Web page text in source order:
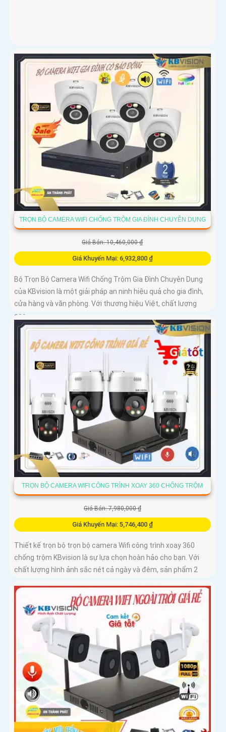
TRỌN BỘ CAMERA WIFI CHỐNG TRỘM GIA ĐÌNH CHUYÊN DỤNG
Giá Bán: 10,460,000 ₫
Giá Khuyến Mại: 6,932,800 ₫
Bộ Trọn Bộ Camera Wifi Chống Trộm Gia Đình Chuyên Dụng
của KBvision là một giải pháp an ninh hiệu quả cho gia đình,
cửa hàng và văn phòng. Với thương hiệu Việt, chất lượng
cao,...
TRỌN BỘ CAMERA WIFI CÔNG TRÌNH XOAY 360 CHỐNG TRỘM
Giá Bán: 7,980,000 ₫
Giá Khuyến Mại: 5,746,400 ₫
Thiết kế trọn bộ trọn bộ camera Wifi công trình xoay 360
chống trộm KBvision là sự lựa chọn hoàn hảo cho bạn. Với
chất lượng hình ảnh sắc nét cả ngày và đêm, sản phẩm 2